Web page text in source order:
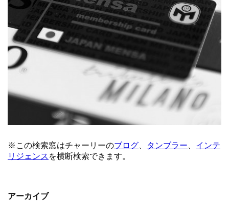
アーカイブ